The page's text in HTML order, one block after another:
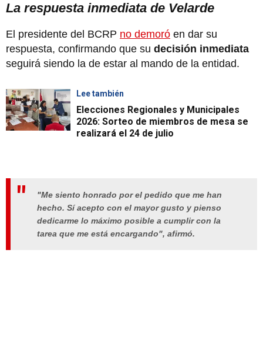
La respuesta inmediata de Velarde
El presidente del BCRP no demoró en dar su
respuesta, confirmando que su decisión inmediata
seguirá siendo la de estar al mando de la entidad.
Lee también
Elecciones Regionales y Municipales
2026: Sorteo de miembros de mesa se
realizará el 24 de julio
"Me siento honrado por el pedido que me han
hecho. Sí acepto con el mayor gusto y pienso
dedicarme lo máximo posible a cumplir con la
tarea que me está encargando", afirmó.